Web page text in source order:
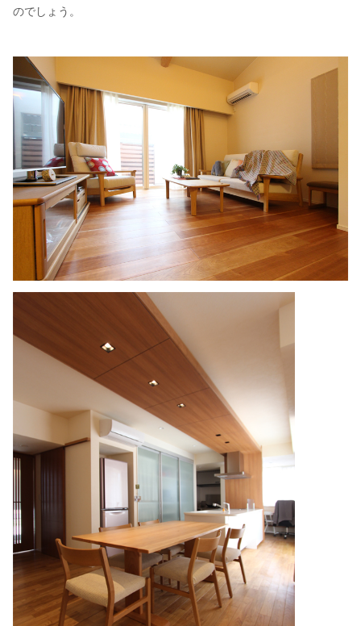
のでしょう。